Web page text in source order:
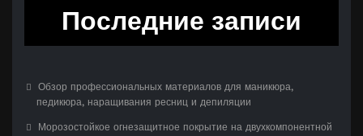
Последние записи
Обзор профессиональных материалов для маникюра,
педикюра, наращивания ресниц и депиляции
Морозостойкое огнезащитное покрытие на двухкомпонентной